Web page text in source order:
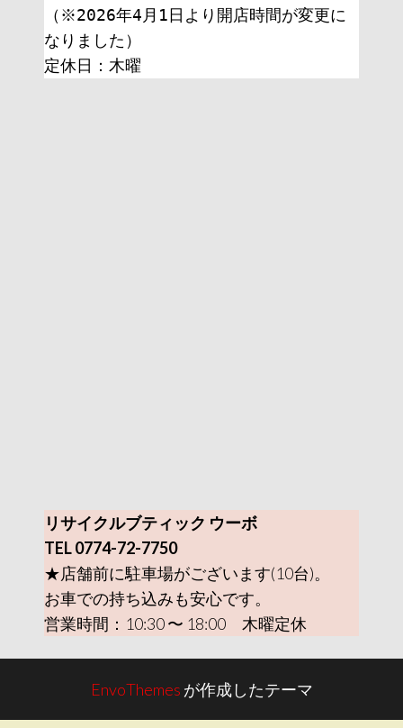
（※2026年4月1日より開店時間が変更に
なりました）
定休日：木曜
リサイクルブティック ウーボ
TEL 0774-72-7750
★店舗前に駐車場がございます(10台)。
お車での持ち込みも安心です。
営業時間：10:30 〜 18:00 木曜定休
EnvoThemes が作成したテーマ